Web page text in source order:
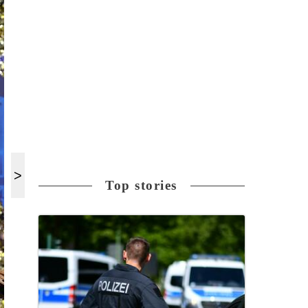
Top stories